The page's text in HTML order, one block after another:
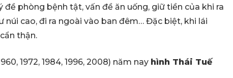
đề phòng bệnh tật, vấn đề ăn uống, giữ tiền của khi ra
núi cao, đi ra ngoài vào ban đêm… Đặc biệt, khi lái
thận.
1972, 1984, 1996, 2008) năm nay hình Thái Tuế